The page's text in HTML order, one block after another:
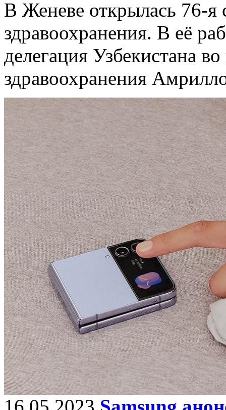
В Женеве открылась 76-я
здравоохранения. В её
делегация Узбекистана
здравоохранения